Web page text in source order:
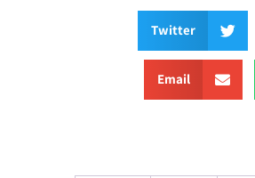
Twitter
Email